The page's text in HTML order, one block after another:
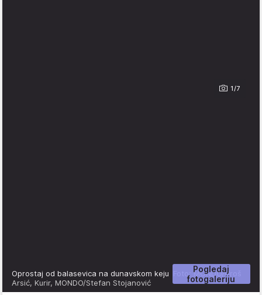
1/7
Pogledaj
fotogaleriju
Oprostaj od balasevica na dunavskom keju
Foto: MONDO/Uroš
Arsić, Kurir, MONDO/Stefan Stojanović